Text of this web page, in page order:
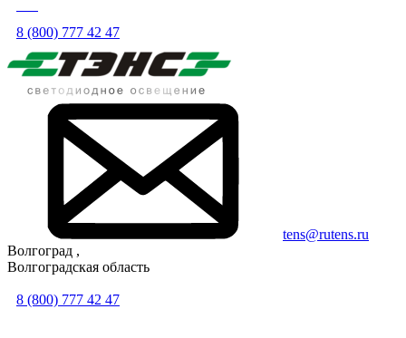
8 (800) 777 42 47
tens@rutens.ru
Волгоград ,
Волгоградская область
8 (800) 777 42 47